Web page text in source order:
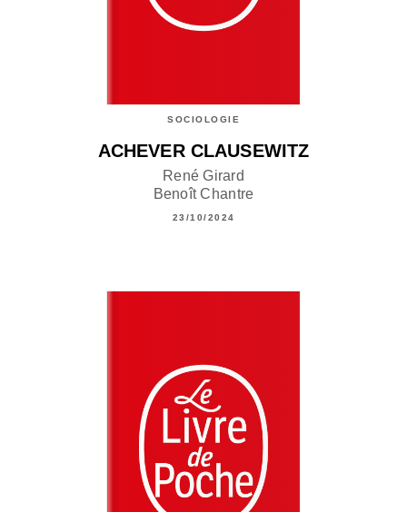
SOCIOLOGIE
ACHEVER CLAUSEWITZ
René Girard
Benoît Chantre
23/10/2024